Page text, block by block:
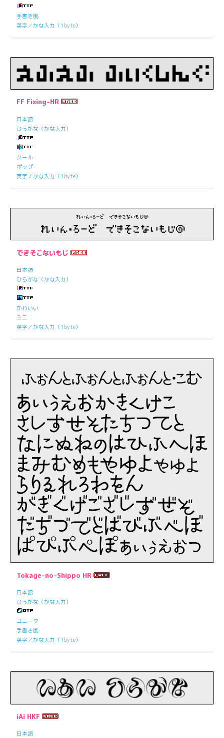
手書き風
英字／かな入力（1byte）
FF Fixing-HR
日本語
ひらがな（かな入力）
クール
ポップ
英字／かな入力（1byte）
できそこないもじ
日本語
ひらがな（かな入力）
かわいい
ミニ
英字／かな入力（1byte）
Tokage-no-Shippo HR
日本語
ひらがな（かな入力）
ユニーク
手書き風
英字／かな入力（1byte）
iAi HKF
日本語